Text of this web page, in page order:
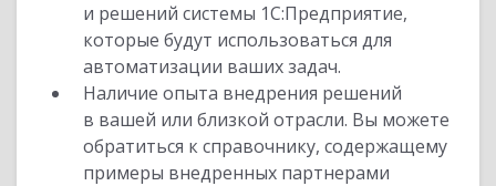
и решений системы 1С:Предприятие,
которые будут использоваться для
автоматизации ваших задач.
Наличие опыта внедрения решений
в вашей или близкой отрасли. Вы можете
обратиться к справочнику, содержащему
примеры внедренных партнерами